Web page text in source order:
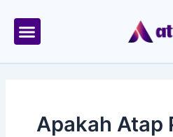
content
Apakah Atap